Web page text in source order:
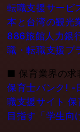
転職支援サービ
本と台湾の観光
886旅館人力銀
職・転職支援プ
■ 保育業界の求
保育士バンク! -
職支援サイト 保
目指す「学生向